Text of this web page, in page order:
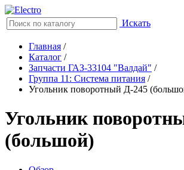
Искать
Главная /
Каталог /
Запчасти ГАЗ-33104 "Валдай" /
Группа 11: Система питания /
Угольник поворотный Д-245
Угольник
(большой)